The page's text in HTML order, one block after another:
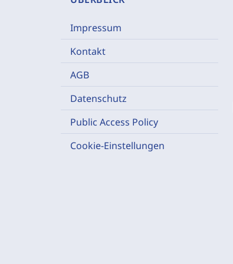
Impressum
Kontakt
AGB
Datenschutz
Public Access Policy
Cookie-Einstellungen